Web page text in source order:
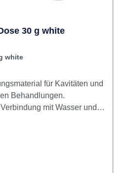
30 g white
white
für Kavitäten und
Behandlungen.
mit Wasser und
zu entfernen